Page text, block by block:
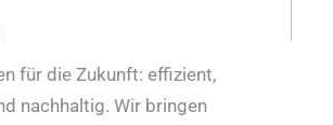
für die Zukunft: effizient,
nachhaltig. Wir bringen